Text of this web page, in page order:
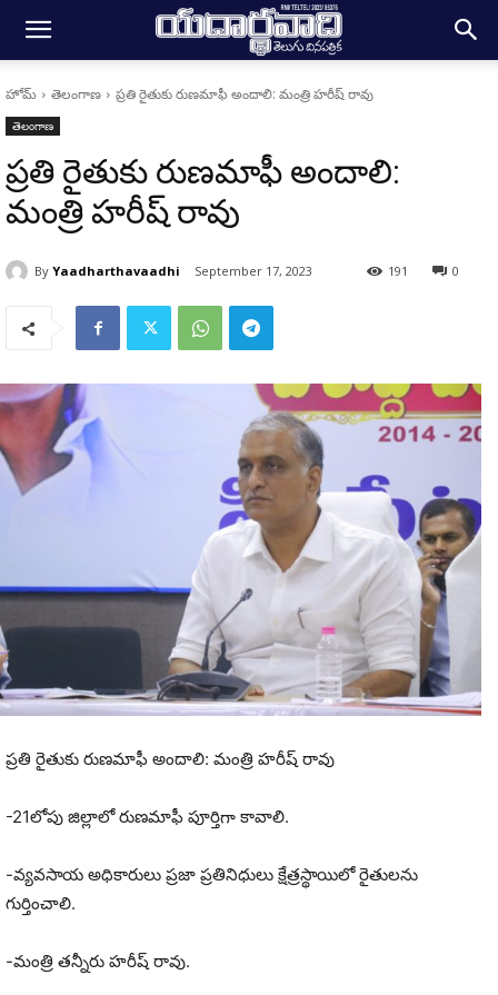
హోమ్ తెలంగాణ ప్రతి రైతుకు రుణమాఫీ అందాలి: మంత్రి హరీష్ రావు
తెలంగాణ
ప్రతి రైతుకు రుణమాఫీ అందాలి:
మంత్రి హరీష్ రావు
By Yaadharthavaadhi September 17, 2023 0
191
ప్రతి రైతుకు రుణమాఫీ అందాలి: మంత్రి హరీష్ రావు
-21లోపు జిల్లాలో రుణమాఫీ పూర్తిగా కావాలి.
-వ్యవసాయ అధికారులు ప్రజా ప్రతినిధులు క్షేత్రస్థాయిలో రైతులను
గుర్తించాలి.
-మంత్రి తన్నీరు హరీష్ రావు.